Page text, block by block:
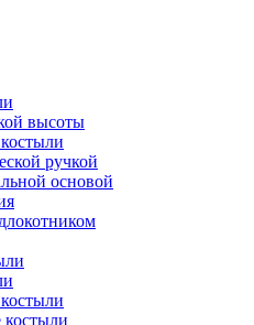
высоты
ручкой
основой